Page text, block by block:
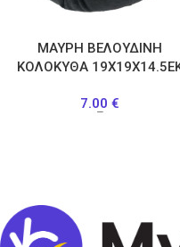
ΜΑΥΡΗ ΒΕΛΟΥΔΙΝΗ
ΚΟΛΟΚΥΘΑ
7.00 €
–